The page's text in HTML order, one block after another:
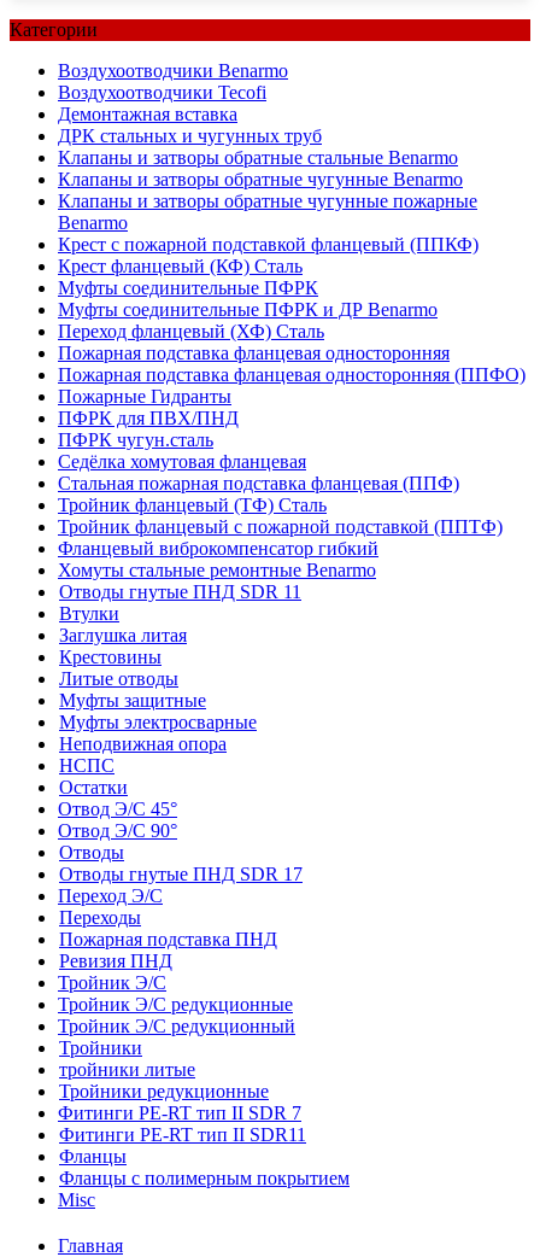
Категории
Воздухоотводчики Benarmo
Воздухоотводчики Tecofi
Демонтажная вставка
ДРК стальных и чугунных труб
Клапаны и затворы обратные стальные Benarmo
Клапаны и затворы обратные чугунные Benarmo
Клапаны и затворы обратные чугунные пожарные
Benarmo
Крест с пожарной подставкой фланцевый (ППКФ)
Крест фланцевый (КФ) Сталь
Муфты соединительные ПФРК
Муфты соединительные ПФРК и ДР Benarmo
Переход фланцевый (ХФ) Сталь
Пожарная подставка фланцевая односторонняя
Пожарная подставка фланцевая односторонняя (ППФО)
Пожарные Гидранты
ПФРК для ПВХ/ПНД
ПФРК чугун.сталь
Седёлка хомутовая фланцевая
Стальная пожарная подставка фланцевая (ППФ)
Тройник фланцевый (ТФ) Сталь
Тройник фланцевый с пожарной подставкой (ППТФ)
Фланцевый виброкомпенсатор гибкий
Хомуты стальные ремонтные Benarmo
Отводы гнутые ПНД SDR 11
Втулки
Заглушка литая
Крестовины
Литые отводы
Муфты защитные
Муфты электросварные
Неподвижная опора
НСПС
Остатки
Отвод Э/С 45°
Отвод Э/С 90°
Отводы
Отводы гнутые ПНД SDR 17
Переход Э/С
Переходы
Пожарная подставка ПНД
Ревизия ПНД
Тройник Э/С
Тройник Э/С редукционные
Тройник Э/С редукционный
Тройники
тройники литые
Тройники редукционные
Фитинги PE-RT тип II SDR 7
Фитинги PE-RT тип II SDR11
Фланцы
Фланцы с полимерным покрытием
Misc
Главная